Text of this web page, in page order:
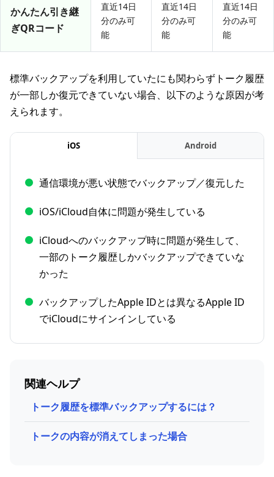
かんたん引き継
ぎQRコード
直近14日
分のみ可
能
直近14日
分のみ可
能
直近14日
分のみ可
能
標準バックアップを利用していたにも関わらずトーク履歴
が一部しか復元できていない場合、以下のような原因が考
えられます。
iOS Android
通信環境が悪い状態でバックアップ／復元した
iOS/iCloud自体に問題が発生している
iCloudへのバックアップ時に問題が発生して、
一部のトーク履歴しかバックアップできていな
かった
バックアップしたApple IDとは異なるApple ID
でiCloudにサインインしている
関連ヘルプ
トーク履歴を標準バックアップするには？
トークの内容が消えてしまった場合